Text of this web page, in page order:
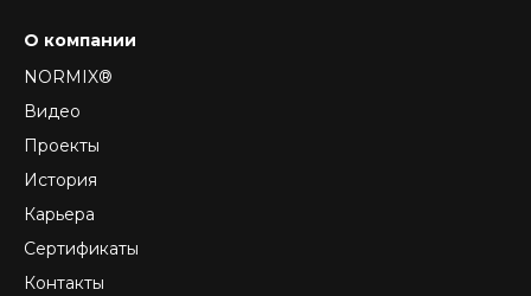
О компании
NORMIX®
Видео
Проекты
История
Карьера
Сертификаты
Контакты